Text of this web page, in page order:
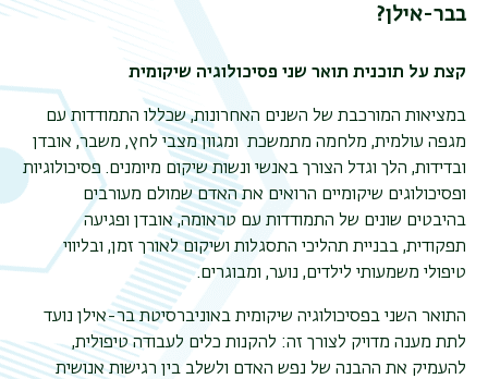
בבר-אילן?
קצת על תוכנית תואר שני פסיכולוגיה שיקומית
במציאות המורכבת של השנים האחרונות, שכללו התמודדות עם
מגפה עולמית, מלחמה מתמשכת ומגוון מצבי לחץ, משבר, אובדן
ובדידות, הלך וגדל הצורך באנשי ונשות שיקום מיומנים. פסיכולוגיות
ופסיכולוגים שיקומיים הרואים את האדם שמולם מעורבים
בהיבטים שונים של התמודדות עם טראומה, אובדן ופגיעה
תפקודית, בבניית תהליכי התסגלות ושיקום לאורך זמן, ובליווי
טיפולי משמעותי לילדים, נוער, ומבוגרים.
התואר השני בפסיכולוגיה שיקומית באוניברסיטת בר-אילן נועד
לתת מענה מדויק לצורך זה: להקנות כלים לעבודה טיפולית,
להעמיק את ההבנה של נפש האדם ולשלב בין רגישות אנושית